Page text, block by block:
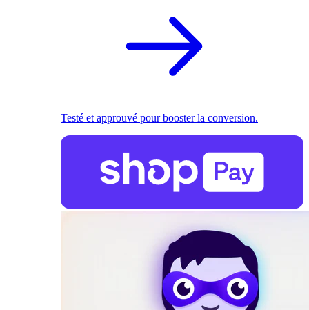
Testé et approuvé pour booster la conversion.